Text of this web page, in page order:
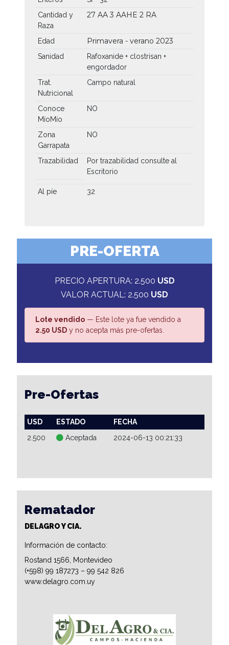
Cantidad y
Raza
27 AA 3 AAHE 2 RA
Edad Primavera - verano 2023
Sanidad
Rafoxanide + clostrisan +
engordador
Trat.
Nutricional
Campo natural
Conoce
MíoMío
NO
Zona
Garrapata
NO
Trazabilidad
Por trazabilidad consulte al
Escritorio
Al píe 32
PRE-OFERTA
PRECIO APERTURA: 2.500 USD
VALOR ACTUAL: 2.500 USD
Lote vendido — Este lote ya fue vendido a
2.50 USD y no acepta más pre-ofertas.
Pre-Ofertas
USD ESTADO
FECHA
2.500
Aceptada 2024-06-13 00:21:33
Rematador
DELAGRO Y CIA.
Información de contacto:
Rostand 1566, Montevideo
(+598) 99 187273 – 99 542 826
www.delagro.com.uy